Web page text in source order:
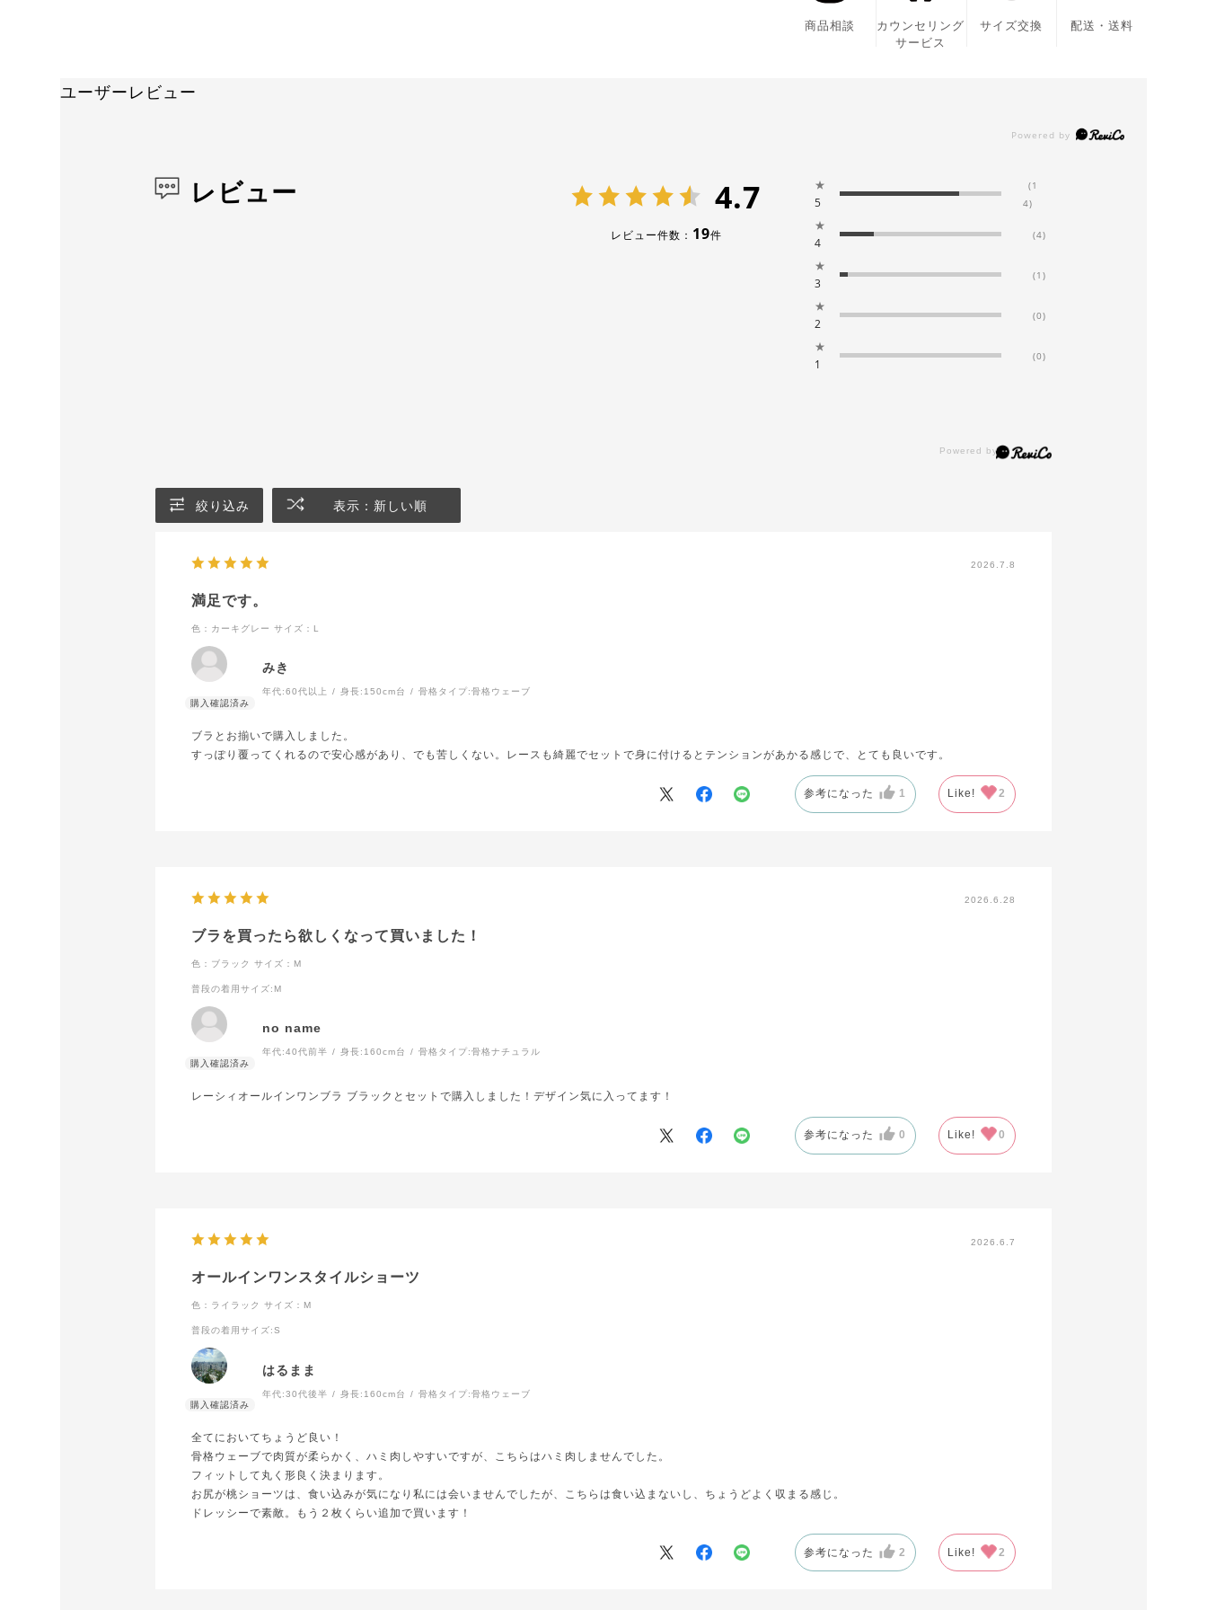
商品相談
カウンセリング
サービス
サイズ交換 配送・送料
ユーザーレビュー
レビュー 4.7
レビュー件数： 19件
★
5
(1
4)
★
4
(4)
★
3
(1)
★
2
(0)
★
1
(0)
絞り込み 表示：新しい順
2026.7.8
満足です。
色：カーキグレー サイズ：L
みき
年代:60代以上 身長: 150cm台 骨格タイプ:骨格ウェーブ
ブラとお揃いで購入しました。
すっぽり覆ってくれるので安心感があり、でも苦しくない。レースも綺麗でセットで身に付けるとテンションがあかる感じで、とても良いです。
参考になった 1 Like! 2
2026.6.28
ブラを買ったら欲しくなって買いました！
色：ブラック サイズ：M
普段の着用サイズ:M
no name
年代:40代前半 身長: 160cm台 骨格タイプ:骨格ナチュラル
レーシィオールインワンブラ ブラックとセットで購入しました！デザイン気に入ってます！
参考になった 0 Like! 0
2026.6.7
オールインワンスタイルショーツ
色：ライラック サイズ：M
普段の着用サイズ:S
はるまま
年代:30代後半 身長: 160cm台 骨格タイプ:骨格ウェーブ
全てにおいてちょうど良い！
骨格ウェーブで肉質が柔らかく、ハミ肉しやすいですが、こちらはハミ肉しませんでした。
フィットして丸く形良く決まります。
お尻が桃ショーツは、食い込みが気になり私には会いませんでしたが、こちらは食い込まないし、ちょうどよく収まる感じ。
ドレッシーで素敵。もう２枚くらい追加で買います！
参考になった 2 Like! 2